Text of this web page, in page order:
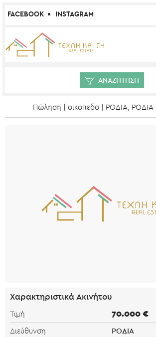
FACEBOOK INSTAGRAM
ΑΝΑΖΗΤΗΣΗ
Πώληση | οικόπεδο | ΡΟΔΙΑ, ΡΟΔΙΑ |
Χαρακτηριστικά Ακινήτου
Τιμή 70.000 €
Διεύθυνση ΡΟΔΙΑ